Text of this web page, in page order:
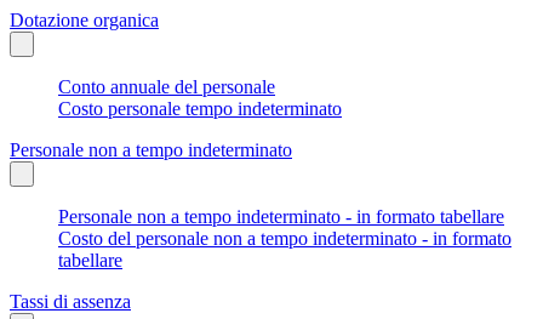
Dotazione organica
Conto annuale del personale
Costo personale tempo indeterminato
Personale non a tempo indeterminato
Personale non a tempo indeterminato - in formato tabellare
Costo del personale non a tempo indeterminato - in formato
tabellare
Tassi di assenza